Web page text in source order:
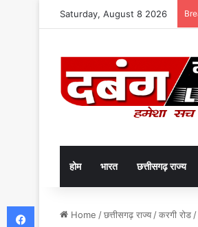
Saturday, August 8 2026
होम भारत छत्तीसगढ़ राज्य
Home /छत्तीसगढ़ राज्य /करगी रोड /
Facebook